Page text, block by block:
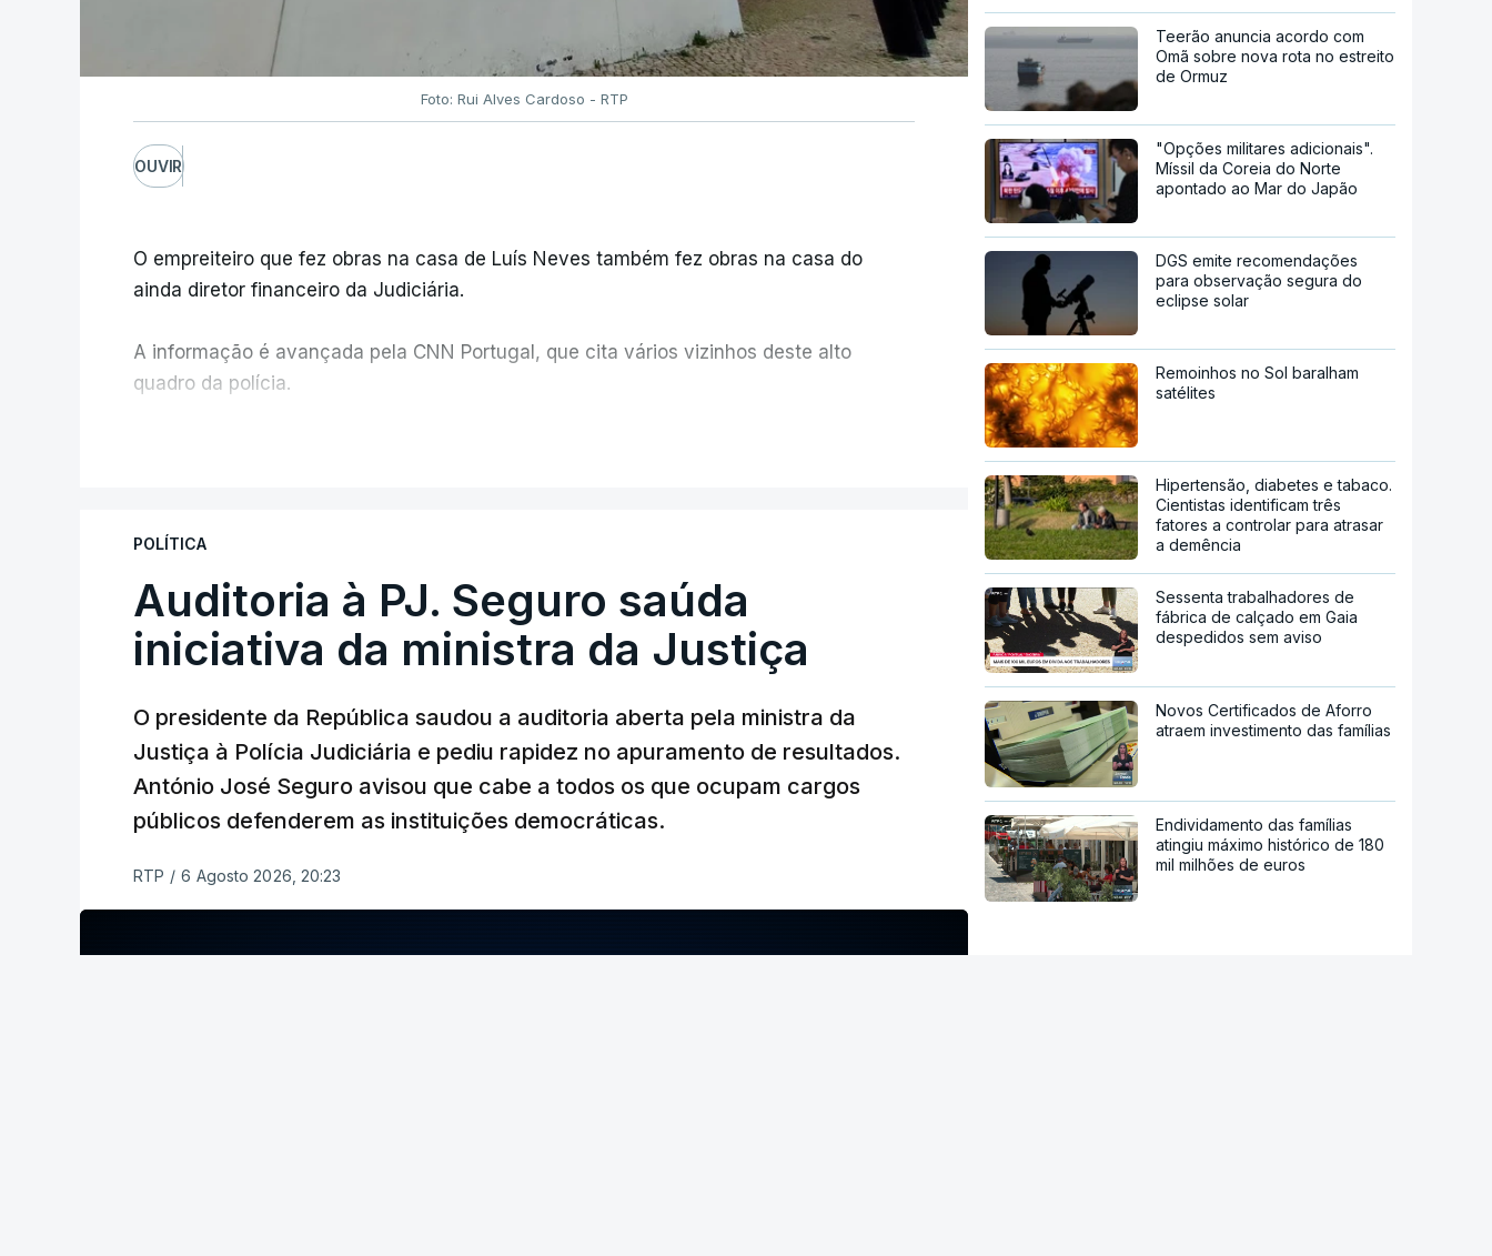
Foto: Rui Alves Cardoso - RTP
OUVIR
O empreiteiro que fez obras na casa de Luís Neves também fez obras na casa do
ainda diretor financeiro da Judiciária.
A informação é avançada pela CNN Portugal, que cita vários vizinhos deste alto
quadro da polícia.
POLÍTICA
Auditoria à PJ. Seguro saúda
iniciativa da ministra da Justiça
O presidente da República saudou a auditoria aberta pela ministra da
Justiça à Polícia Judiciária e pediu rapidez no apuramento de resultados.
António José Seguro avisou que cabe a todos os que ocupam cargos
públicos defenderem as instituições democráticas.
RTP / 6 Agosto 2026, 20:23
Teerão anuncia acordo com
Omã sobre nova rota no estreito
de Ormuz
"Opções militares adicionais".
Míssil da Coreia do Norte
apontado ao Mar do Japão
DGS emite recomendações
para observação segura do
eclipse solar
Remoinhos no Sol baralham
satélites
Hipertensão, diabetes e tabaco.
Cientistas identificam três
fatores a controlar para atrasar
a demência
Sessenta trabalhadores de
fábrica de calçado em Gaia
despedidos sem aviso
Novos Certificados de Aforro
atraem investimento das famílias
Endividamento das famílias
atingiu máximo histórico de 180
mil milhões de euros